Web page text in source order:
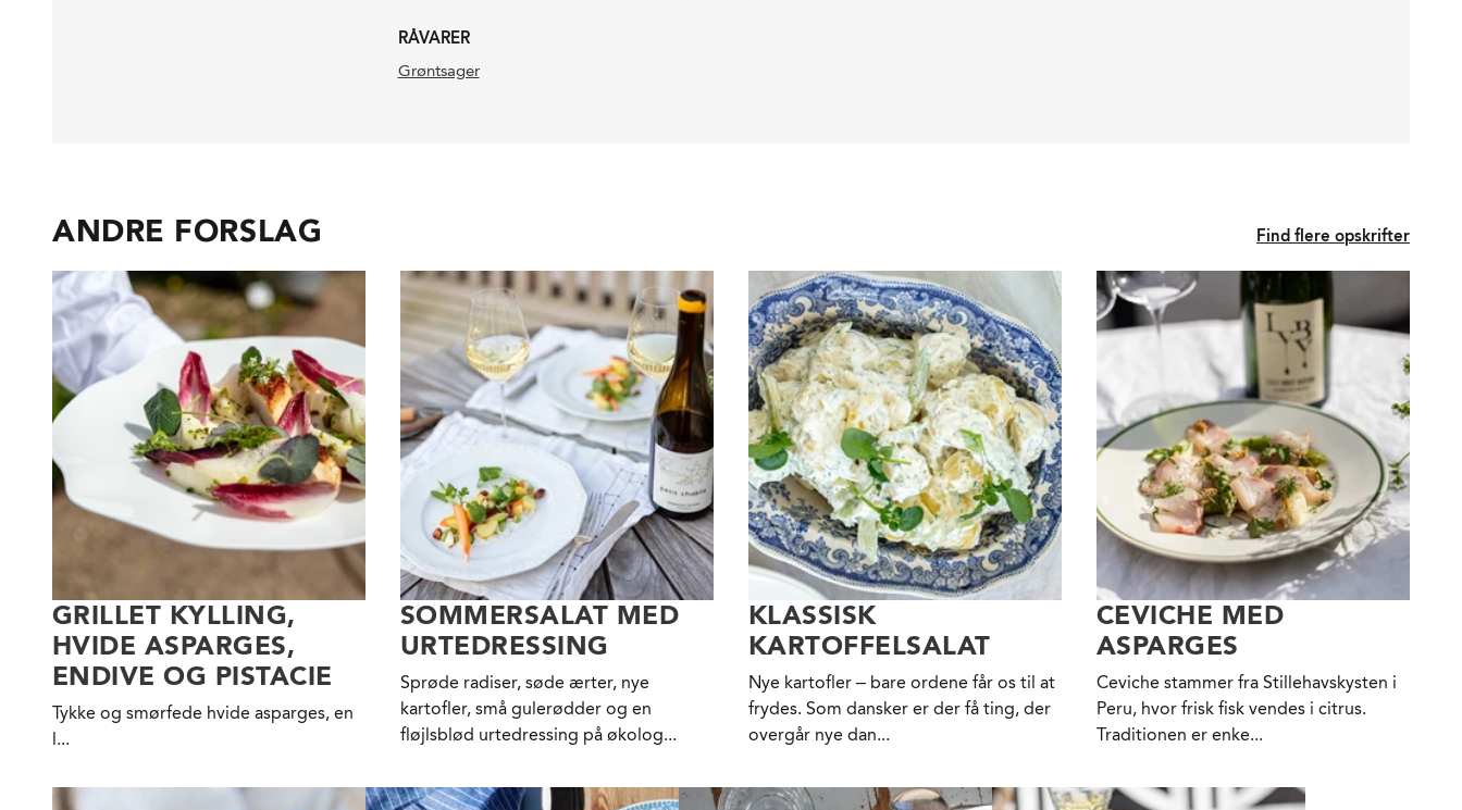
RÅVARER
Grøntsager
ANDRE FORSLAG Find flere opskrifter
GRILLET KYLLING,
HVIDE ASPARGES,
ENDIVE OG PISTACIE
Tykke og smørfede hvide asparges, en
l...
SOMMERSALAT MED
URTEDRESSING
Sprøde radiser, søde ærter, nye
kartofler, små gulerødder og en
fløjlsblød urtedressing på økolog...
KLASSISK
KARTOFFELSALAT
Nye kartofler – bare ordene får os til at
frydes. Som dansker er der få ting, der
overgår nye dan...
CEVICHE MED
ASPARGES
Ceviche stammer fra Stillehavskysten i
Peru, hvor frisk fisk vendes i citrus.
Traditionen er enke...